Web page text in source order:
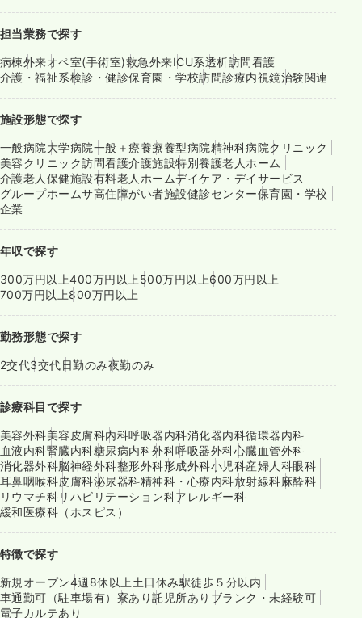
担当業務で探す
病棟外来オペ室(手術室)救急外来ICU系透析訪問看護
介護・福祉系検診・健診保育園・学校訪問診療内視鏡治験関連
施設形態で探す
一般病院大学病院一般＋療養療養型病院精神科病院クリニック
美容クリニック訪問看護介護施設特別養護老人ホーム
介護老人保健施設有料老人ホームデイケア・デイサービス
グループホームサ高住障がい者施設健診センター保育園・学校
企業
年収で探す
300万円以上400万円以上 500万円以上600万円以上
700万円以上800万円以上
勤務形態で探す
2交代3交代日勤のみ夜勤のみ
診療科目で探す
美容外科美容皮膚科内科呼吸器内科消化器内科循環器内科
血液内科腎臓内科糖尿病内科外科呼吸器外科心臓血管外科
消化器外科脳神経外科整形外科形成外科小児科産婦人科眼科
耳鼻咽喉科皮膚科泌尿器科精神科・心療内科放射線科麻酔科
リウマチ科リハビリテーション科アレルギー科
緩和医療科（ホスピス）
特徴で探す
新規オープン4週8休以上 土日休み駅徒歩５分以内
車通勤可（駐車場有） 寮あり託児所あり ブランク・未経験可
電子カルテあり